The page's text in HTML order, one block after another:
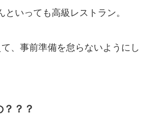
といっても高級レストラン。
、事前準備を怠らないようにし
？？